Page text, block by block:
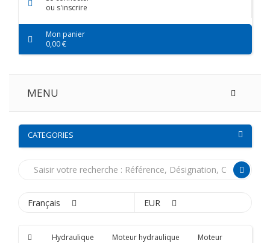
ou s'inscrire
Mon panier
0,00 €
MENU
CATEGORIES
Français EUR
Hydraulique Moteur hydraulique Moteur